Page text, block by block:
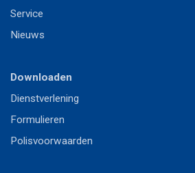
Service
Nieuws
Downloaden
Dienstverlening
Formulieren
Polisvoorwaarden